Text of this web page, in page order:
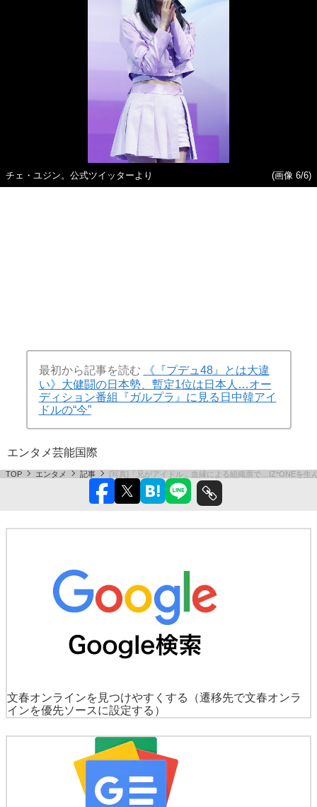
チェ・ユジン。公式ツイッターより (画像 6/6)
最初から記事を読む
《『プデュ48』とは大違
い》大健闘の日本勢、暫定1位は日本人…オー
ディション番組『ガルプラ』に見る日中韓アイ
ドルの“今”
エンタメ芸能国際
TOP エンタメ 記事 [写真]「兄がアイドル」血縁による組織票で…IZ*ONEを生
文春オンラインを見つけやすくする
（遷移先で文春オンラ
インを優先ソースに設定する）